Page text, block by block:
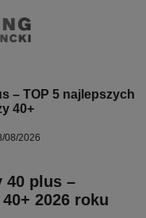
– TOP 5 najlepszych
40+
08/2026
40 plus –
2026 roku